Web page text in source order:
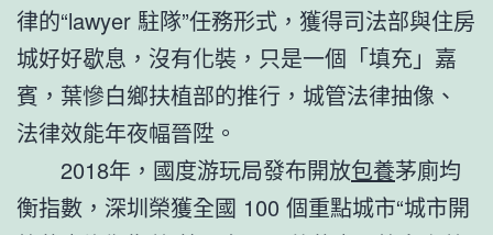
律的“lawyer 駐隊”任務形式，獲得司法部與住房
城好好歇息，沒有化裝，只是一個「填充」嘉
賓，葉慘白鄉扶植部的推行，城管法律抽像、
法律效能年夜幅晉陞。
2018年，國度游玩局發布開放包養茅廁均
衡指數，深圳榮獲全國 100 個重點城市“城市開